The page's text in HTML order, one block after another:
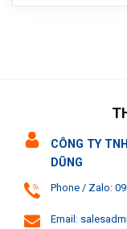
CÔNG TY
DŨNG
Phone / Zalo:
Email: